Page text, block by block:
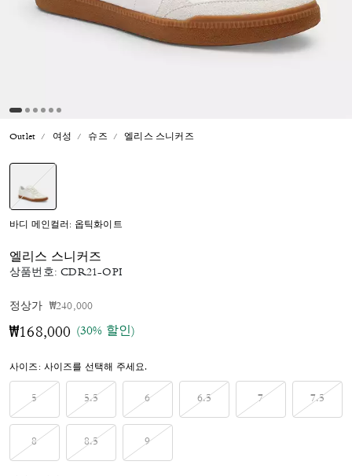
Outlet 여성 슈즈 엘리스 스니커즈
바디 메인컬러: 옵틱화이트
엘리스 스니커즈
상품번호:CDR21-OPI
정상가 가격 인하 전
₩240,000인하됨
₩168,000 (30% 할인)
사이즈: 사이즈를 선택해 주세요.
5 5.5 6 6.5 7 7.5
8 8.5 9